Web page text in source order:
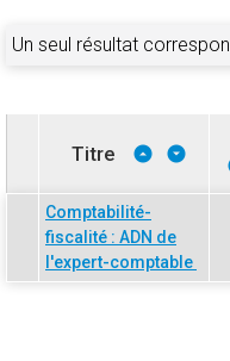
Un seul résultat
Titre
Comptabilité-
fiscalité : ADN de
l'expert-comptable